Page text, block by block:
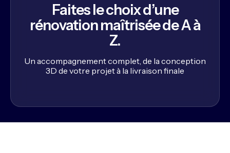
Faites le choix d’une
rénovation maîtrisée de A à
Z.
Un accompagnement complet, de la conception
3D de votre projet à la livraison finale